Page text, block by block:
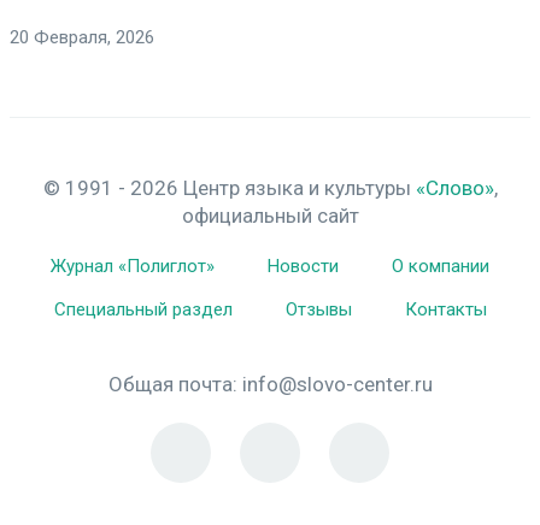
20 Февраля, 2026
© 1991 - 2026 Центр языка и культуры «Слово»,
официальный сайт
Журнал «Полиглот» Новости
О компании
Специальный раздел
Отзывы Контакты
Общая почта: info@slovo-center.ru